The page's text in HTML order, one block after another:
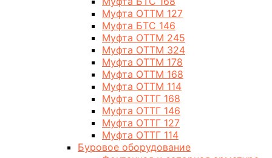
Муфта ОТТМ 127
Муфта БТС 146
Муфта ОТТМ 245
Муфта ОТТМ 324
Муфта ОТТМ 178
Муфта ОТТМ 168
Муфта ОТТМ 114
Муфта ОТТГ 168
Муфта ОТТГ 146
Муфта ОТТГ 127
Муфта ОТТГ 114
Буровое оборудование